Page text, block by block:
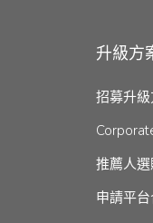
升級方
招募升
推薦人
申請平